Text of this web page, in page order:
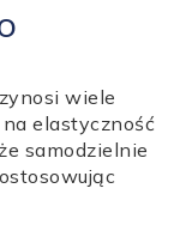
wiele
elastyczność
samodzielnie